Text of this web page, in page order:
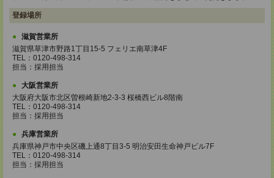
登録場所
滋賀営業所
滋賀県草津市野路1丁目15-5 フェリエ南草津4F
TEL：0120-498-314
担当：採用担当
大阪営業所
大阪府大阪市北区曽根崎新地2-3-3 桜橋西ビル8階南
TEL：0120-498-314
担当：採用担当
兵庫営業所
兵庫県神戸市中央区磯上通8丁目3-5 明治安田生命神戸ビル7F
TEL：0120-498-314
担当：採用担当